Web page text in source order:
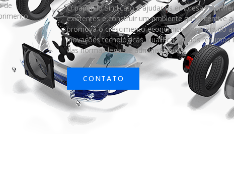
de
O papel do Sindicato é ajudar as empresas a
existentes e construir um ambiente que incentive
promova o crescimento econômico por meio do
inovações tecnológicas, qualificação dos
das normas legais e administrativas.
CONTATO